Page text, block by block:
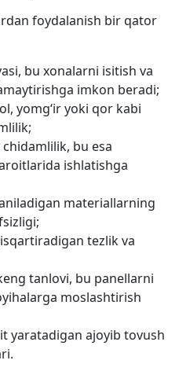
foydalanish bir qator
bu xonalarni isitish va
imkon beradi;
yomg‘ir yoki qor kabi
bu esa
ishlatishga
materiallarning
tezlik va
tanlovi, bu panellarni
moslashtirish
yaratadigan ajoyib tovush